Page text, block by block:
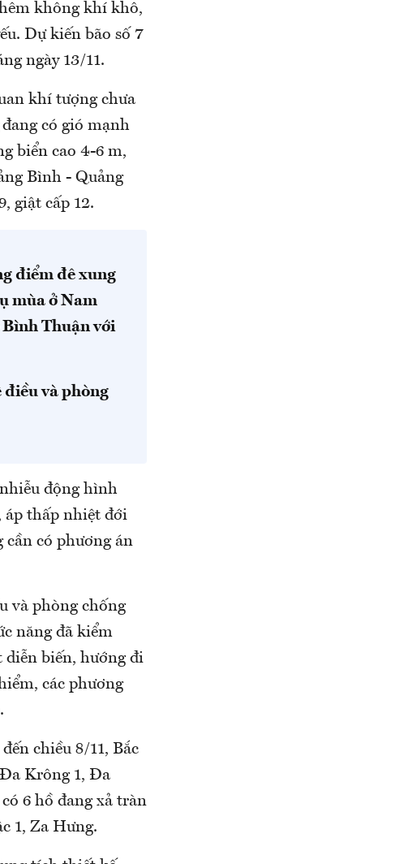
không khí khô,
Dự kiến bão số 7
ngày 13/11.
khí tượng chưa
có gió mạnh
biển cao 4-6 m,
Bình - Quảng
giật cấp 12.
điểm đê xung
mùa ở Nam
Bình Thuận với
điều và phòng
động hình
áp thấp nhiệt đới
cần có phương án
và phòng chống
năng đã kiểm
diễn biến, hướng đi
các phương
chiều 8/11, Bắc
Krông 1, Đa
6 hồ đang xả tràn
1, Za Hưng.